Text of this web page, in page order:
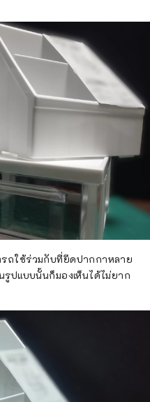
ถใช้ร่วมกับที่ยึดปากกาหลาย
ปแบบนั้นก็มองเห็นได้ไม่ยาก